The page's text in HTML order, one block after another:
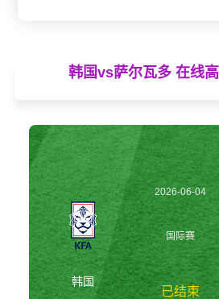
韩国vs萨尔瓦多 在线
韩国
2026-06-04
07:00:00
国际赛
已结束